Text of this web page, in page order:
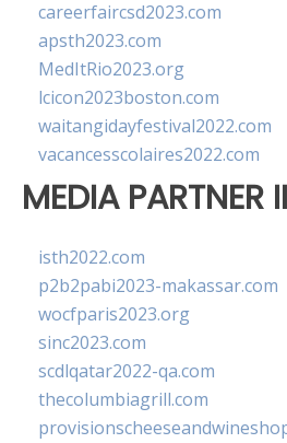
careerfaircsd2023.com
apsth2023.com
MedItRio2023.org
lcicon2023boston.com
waitangidayfestival2022.com
vacancesscolaires2022.com
MEDIA PARTNER II
isth2022.com
p2b2pabi2023-makassar.com
wocfparis2023.org
sinc2023.com
scdlqatar2022-qa.com
thecolumbiagrill.com